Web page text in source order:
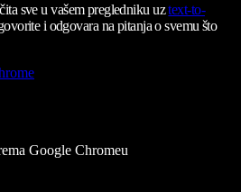
sve u vašem pregledniku uztext-to-
i odgovara na pitanja o svemu što
Google Chromeu